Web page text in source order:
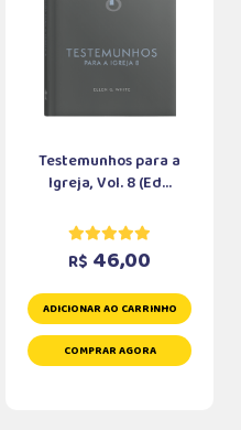
Testemunhos para a
Igreja, Vol. 8 (Ed...
R$ 46,00
ADICIONAR AO CARRINHO
COMPRAR AGORA